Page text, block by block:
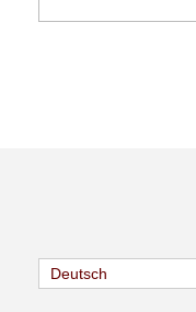
Deutsch